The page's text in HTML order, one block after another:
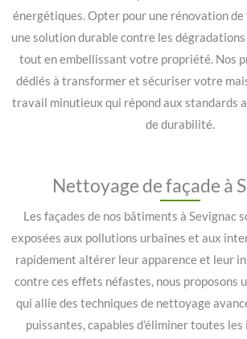
énergétiques. Opter pour une rénovation de
une solution durable contre les
tout en embellissant votre propriété. Nos
dédiés à transformer et sécuriser votre
travail minutieux qui répond aux standards
de durabilité.
Nettoyage de façade à
Les façades de nos bâtiments à Sevignac
exposées aux pollutions urbaines et aux
rapidement altérer leur apparence et leur
contre ces effets néfastes, nous proposons
qui allie des techniques de nettoyage
puissantes, capables d’éliminer toutes